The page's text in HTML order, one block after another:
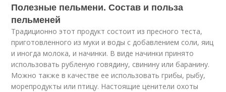
Полезные пельмени. Состав и польза
пельменей
Традиционно этот продукт состоит из пресного теста,
приготовленного из муки и воды с добавлением соли, яиц
и иногда молока, и начинки. В виде начинки принято
использовать рубленую говядину, свинину или баранину.
Можно также в качестве ее использовать грибы, рыбу,
морепродукты или птицу. Настоящие ценители охоты